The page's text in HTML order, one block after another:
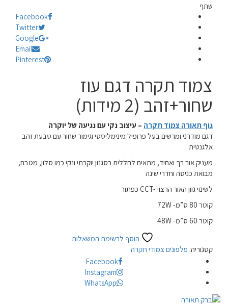
שתף
Facebook
Twitter
Google
Email
Pinterest
צמוד תקרה דגם עוז
שחור+זהב (2 מידות)
גוף תאורה צמוד תקרה – עיצוב נקי עם נגיעה של יוקרה
דגם מודרני ומרשים בעל פרופיל מינימליסטי וגימור שחור עם טבעת זהב
אלגנטית.
מעניק אור רך ואחיד, מתאים לחללים בסגנון יוקרתי ונקי כמו סלון, מטבח,
מבואת כניסה וחדרי שינה
כפתור CCT- לשינוי גוון האור הרצוי
קוטר 80 ס”מ- 72W
קוטר 60 ס”מ- 48W
הוסף לרשימת המשאלות
קטגוריה: פלפונים צמודי תקרה
Facebook
Instagram
WhatsApp